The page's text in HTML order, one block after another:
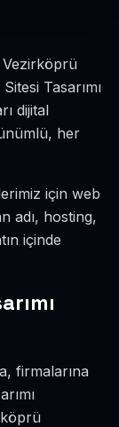
Tasarımı
dijital
her
için web
adı, hosting,
içinde
firmalarına